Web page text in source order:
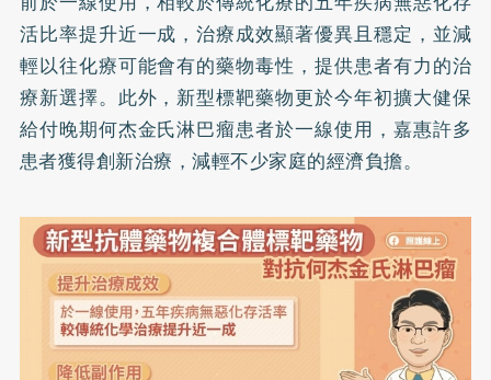
活比率提升近一成，治療成效顯著優異且穩定，並減
輕以往化療可能會有的藥物毒性，提供患者有力的治
療新選擇。此外，新型標靶藥物更於今年初擴大健保
給付晚期何杰金氏淋巴瘤患者於一線使用，嘉惠許多
患者獲得創新治療，減輕不少家庭的經濟負擔。